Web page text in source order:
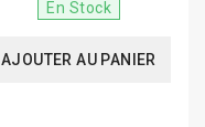
En Stock
AJOUTER AU PANIER